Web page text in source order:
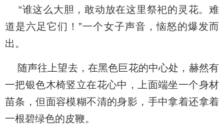
“谁这么大胆，敢动放在这里祭祀的灵花。难
道是六足它们！”一个女子声音，恼怒的爆发而
出。
随声往上望去，在黑色巨花的中心处，赫然有
一把银色木椅竖立在花心中，上面端坐一个身材
苗条，但面容模糊不清的身影，手中拿着还拿着
一根碧绿色的皮鞭。